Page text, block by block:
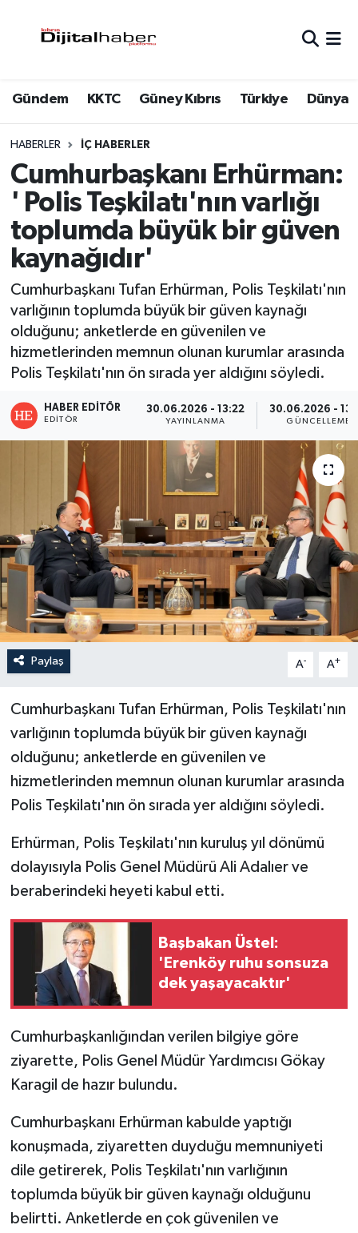
Gündem KKTC Güney Kıbrıs Türkiye Dünya
HABERLER İÇ HABERLER
Cumhurbaşkanı Erhürman:
' Polis Teşkilatı'nın varlığı
toplumda büyük bir güven
kaynağıdır'
Cumhurbaşkanı Tufan Erhürman, Polis Teşkilatı'nın
varlığının toplumda büyük bir güven kaynağı
olduğunu; anketlerde en güvenilen ve
hizmetlerinden memnun olunan kurumlar arasında
Polis Teşkilatı'nın ön sırada yer aldığını söyledi.
HABER EDITÖR
EDITÖR
30.06.2026 - 13:22
YAYINLANMA
30.06.2026 -
GÜNCELLEME
Paylaş A- A+
Cumhurbaşkanı Tufan Erhürman, Polis Teşkilatı'nın
varlığının toplumda büyük bir güven kaynağı
olduğunu; anketlerde en güvenilen ve
hizmetlerinden memnun olunan kurumlar arasında
Polis Teşkilatı'nın ön sırada yer aldığını söyledi.
Erhürman, Polis Teşkilatı'nın kuruluş yıl dönümü
dolayısıyla Polis Genel Müdürü Ali Adalıer ve
beraberindeki heyeti kabul etti.
Başbakan Üstel:
'Erenköy ruhu sonsuza
dek yaşayacaktır'
Cumhurbaşkanlığından verilen bilgiye göre
ziyarette, Polis Genel Müdür Yardımcısı Gökay
Karagil de hazır bulundu.
Cumhurbaşkanı Erhürman kabulde yaptığı
konuşmada, ziyaretten duyduğu memnuniyeti
dile getirerek, Polis Teşkilatı'nın varlığının
toplumda büyük bir güven kaynağı olduğunu
belirtti. Anketlerde en çok güvenilen ve
Trafik Durumu
Süper Lig Puan Durumu ve Fikstür
Tüm Manşetler
Son Dakika Haberleri
Haber Arşivi